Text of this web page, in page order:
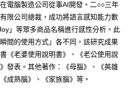
電腦製造公司從事AI開發。二○○三年
限公司總裁，成功將語言感知能力數
」等眾多商品名稱進行感性分析。此
間的使用方式」各不同，該研究成果
《老婆使用說明書》、《老公使用說
發表。其他著作：《母腦》、《英雄
成熟腦》、《家族腦》等。